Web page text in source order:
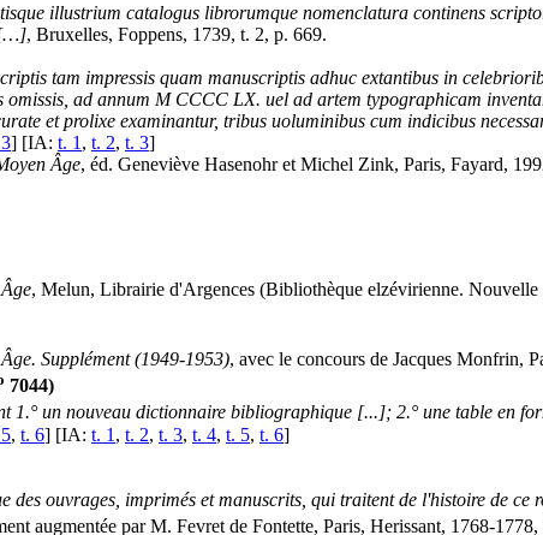
illustrium catalogus librorumque nomenclatura continens
[…], Bruxelles, Foppens, 1739, t. 2, p. 669.
tam impressis quam manuscriptis adhuc extantibus in
ad annum M CCCC LX. uel ad artem typographicam
et prolixe examinantur, tribus uoluminibus cum indicibus
] [IA: t. 1 , t. 2, t. 3]
Âge, éd. Geneviève Hasenohr et Michel Zink, Paris, Fayard,
, Melun, Librairie d'Argences (Bibliothèque elzévirienne.
Supplément (1949-1953), avec le concours de Jacques Monfrin,
7044)
1.° un nouveau dictionnaire bibliographique [...]; 2.° une table en
, t. 6] [IA: t. 1 , t. 2, t. 3, t. 4, t. 5, t. 6]
ouvrages, imprimés et manuscrits, qui traitent de l'histoire de ce
augmentée par M. Fevret de Fontette, Paris, Herissant, 1768-1778,